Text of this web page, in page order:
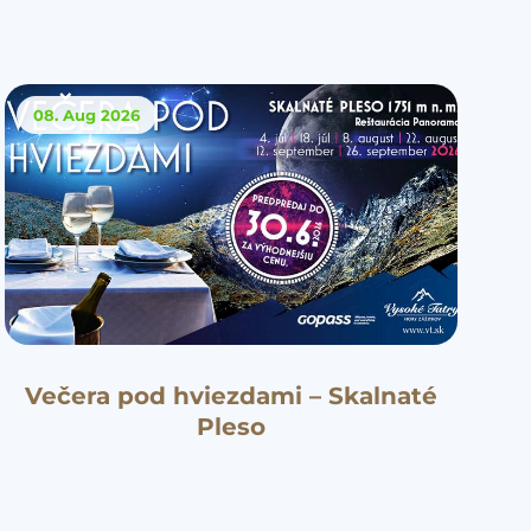
08. Aug2026
Večera pod hviezdami – Skalnaté
Pleso